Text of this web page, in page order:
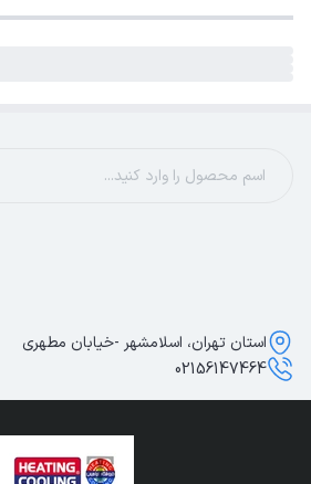
استان تهران، اسلامشهر -خیابان مطهری
02156147464